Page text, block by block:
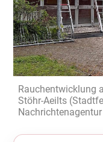
Rauchentwicklung
Stöhr-Aeilts
Nachrichtenagentur